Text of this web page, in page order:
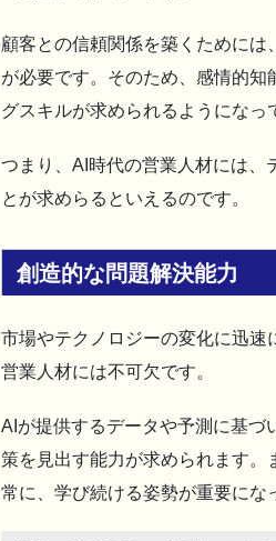
顧客との信頼関係を築くために
が必要です。そのため、感情的
グスキルが求められるようになっ
つまり、AI時代の営業人材には、
とが求めらるといえるのです。
創造的な問題解決能力
市場やテクノロジーの変化に迅
営業人材には不可欠です。
AIが提供するデータや予測に基づ
策を見出す能力が求められます。
常に、学び続ける姿勢が重要にな